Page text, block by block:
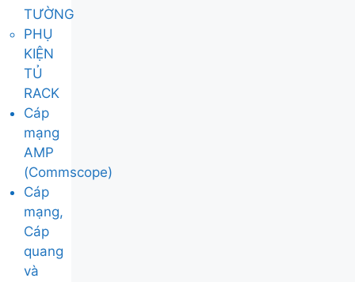
TƯỜNG
PHỤ
KIỆN
TỦ
RACK
Cáp
mạng
AMP
(Commscope)
Cáp
mạng,
Cáp
quang
và